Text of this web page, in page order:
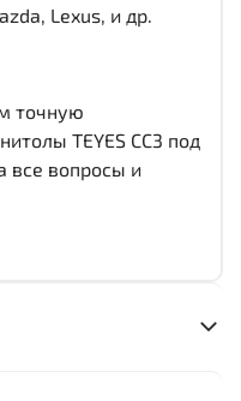
Lexus, и др.
точную
TEYES CC3 под
все вопросы и